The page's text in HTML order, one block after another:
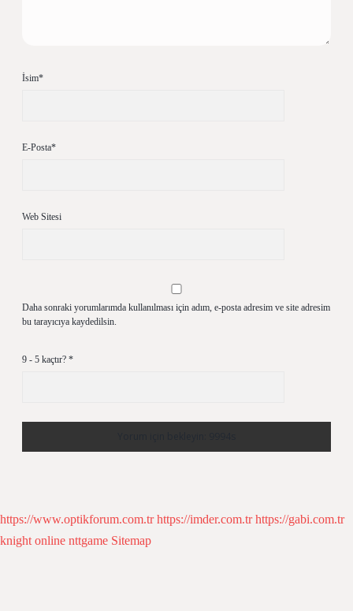
İsim*
E-Posta*
Web Sitesi
Daha sonraki yorumlarımda kullanılması için adım, e-posta adresim ve site adresim
bu tarayıcıya kaydedilsin.
9 - 5 kaçtır? *
https://www.optikforum.com.tr https://imder.com.tr https://gabi.com.tr
knight online nttgame Sitemap